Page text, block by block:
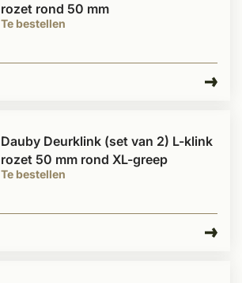
Te bestellen
rozet rond 50 mm
Te bestellen
Dauby Deurklink (set van 2) L-klink
rozet 50 mm rond XL-greep